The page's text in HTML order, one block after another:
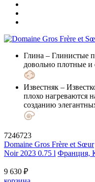
Глина – Глинистые
довольно плотные и
Известняк –
плохо нагреваются
созданию
7246723
Domaine Gros Frère et Sœur
Noir 2023 0.75 l Франция,
9 630 ₽